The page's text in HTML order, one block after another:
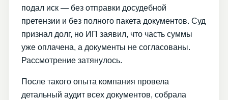
подал иск — без отправки досудебной
претензии и без полного пакета документов. Суд
признал долг, но ИП заявил, что часть суммы
уже оплачена, а документы не согласованы.
Рассмотрение затянулось.
После такого опыта компания провела
детальный аудит всех документов, собрала